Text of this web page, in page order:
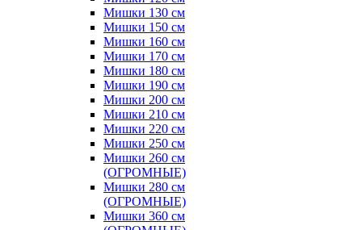
Мишки 130 см
Мишки 150 см
Мишки 160 см
Мишки 170 см
Мишки 180 см
Мишки 190 см
Мишки 200 см
Мишки 210 см
Мишки 220 см
Мишки 250 см
Мишки 260 см
(ОГРОМНЫЕ)
Мишки 280 см
(ОГРОМНЫЕ)
Мишки 360 см